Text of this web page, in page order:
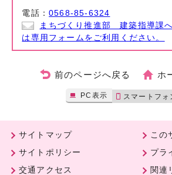
電話：0568-85-6324
まちづくり推進部 建築指導課
は専用フォームをご利用ください。
前のページへ戻る ホ
PC表示 スマートフォ
サイトマップ
この
サイトポリシー
プラ
交通アクセス
関連